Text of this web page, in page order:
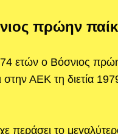
πρώην
ετών ο Βόσνιος
στην ΑΕΚ τη διετία
περάσει το